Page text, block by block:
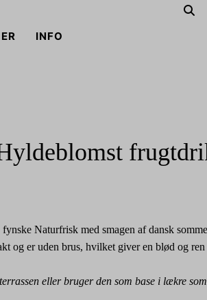
INFO
Naturfrisk med smagen af dansk
og er uden brus, hvilket giver en blød og ren
eller bruger den som base i lækre